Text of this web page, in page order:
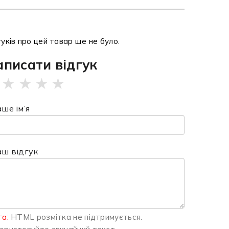
про цей товар ще не було.
відгук
★ ★ ★ ★
ім’я
відгук
HTML розмітка не підтримується.